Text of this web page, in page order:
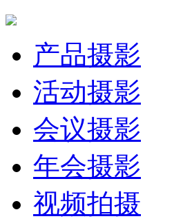
产品摄影
活动摄影
会议摄影
年会摄影
视频拍摄